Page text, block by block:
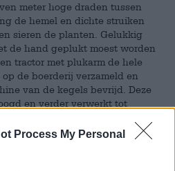
Process My Personal
meter hoge draden tussen
de hemel en dichte struiken
sieren de planten. Gelukkig
de hand geplukt moest worden
tractor met plukarm de hele
de boerderij verzameld en
van de kegels bevrijd. Deze
en verder verwerkt tot
brouwerijen die